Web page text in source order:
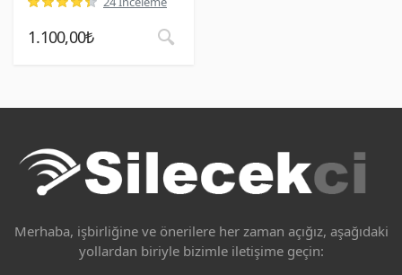
1.100,00₺
Merhaba, işbirliğine ve önerilere her zaman açığız, aşağıdaki
yollardan biriyle bizimle iletişime geçin: